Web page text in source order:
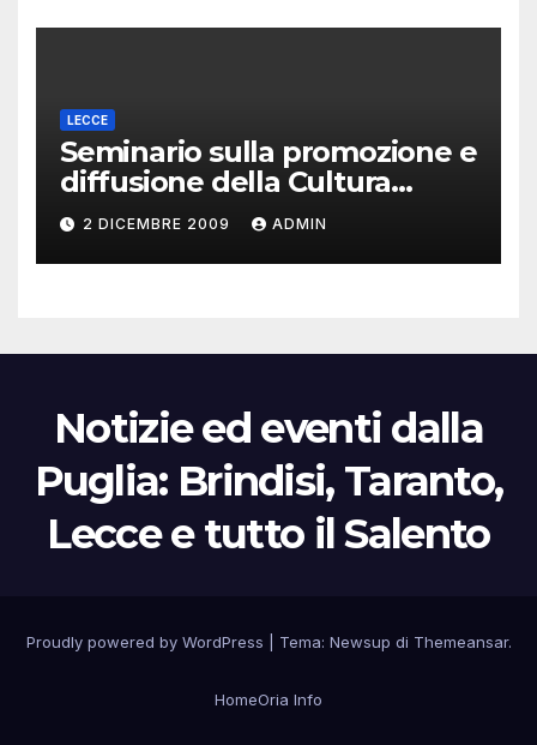
LECCE
Seminario sulla promozione e
diffusione della Cultura
Greca
2 DICEMBRE 2009 ADMIN
Notizie ed eventi dalla
Puglia: Brindisi, Taranto,
Lecce e tutto il Salento
Proudly powered by WordPress Tema: Newsup di Themeansar.
HomeOria Info